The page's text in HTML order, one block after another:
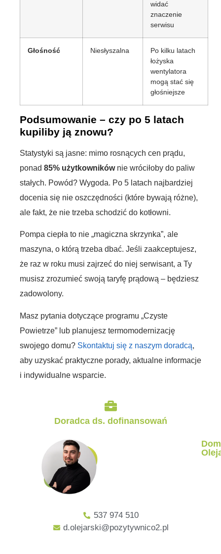
widać
znaczenie
serwisu
Głośność Niesłyszalna
Po kilku latach
łożyska
wentylatora
mogą stać się
głośniejsze
Podsumowanie – czy po 5 latach
kupiliby ją znowu?
Statystyki są jasne: mimo rosnących cen prądu,
ponad 85% użytkownikównie wróciłoby do paliw
stałych. Powód? Wygoda. Po 5 latach najbardziej
docenia się nie oszczędności (które bywają różne),
ale fakt, że nie trzeba schodzić do kotłowni.
Pompa ciepła to nie „magiczna skrzynka”, ale
maszyna, o którą trzeba dbać. Jeśli zaakceptujesz,
że raz w roku musi zajrzeć do niej serwisant, a Ty
musisz zrozumieć swoją taryfę prądową – będziesz
zadowolony.
Masz pytania dotyczące programu „Czyste
Powietrze” lub planujesz termomodernizację
swojego domu? Skontaktuj się z naszym doradcą,
aby uzyskać praktyczne porady, aktualne informacje
i indywidualne wsparcie.
Doradca ds. dofinansowań
537 974 510
d.olejarski@pozytywnico2.pl